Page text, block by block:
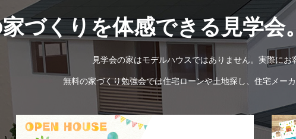
づくりを体感できる見学会
見学会の家はモデルハウスではありません。実際にお
無料の家づくり勉強会では住宅ローンや土地探し、住宅メー